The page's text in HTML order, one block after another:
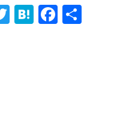
Twitter
Hatena共